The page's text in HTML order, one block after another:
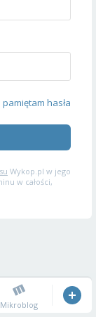
hasła
Wykop.pl w jego
w całości,
Mikroblog